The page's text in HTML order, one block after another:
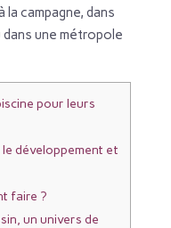
la campagne, dans
une métropole
pour leurs
le développement et
faire ?
un univers de